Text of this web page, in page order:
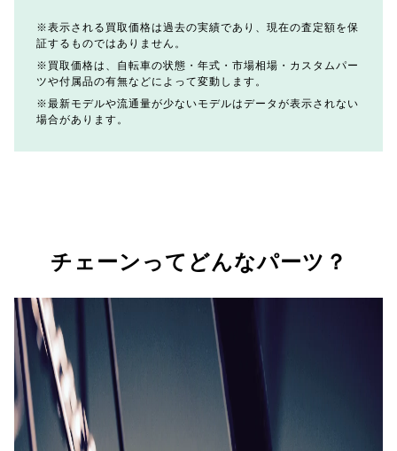
表示される買取価格は過去の実績であり、現在の査定額を保
証するものではありません。
買取価格は、自転車の状態・年式・市場相場・カスタムパー
ツや付属品の有無などによって変動します。
最新モデルや流通量が少ないモデルはデータが表示されない
場合があります。
チェーンってどんなパーツ？